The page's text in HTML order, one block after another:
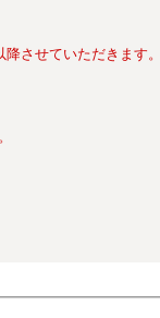
降させていただきます